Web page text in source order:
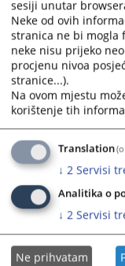
select
a
date.
Press
the
question
mark
key
to
get
the
keyboard
shortcuts
for
changing
dates.
sesiji unutar
Neke od ovih
stranica ne bi mogla
neke nisu prijeko
procjenu nivoa
stranice...).
Na ovom mjestu
korištenje tih
Translation
↓ 2 Servisi
Analitika o
↓ 2 Servisi
Ne prihvatam